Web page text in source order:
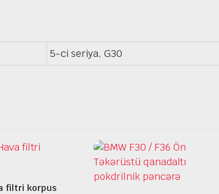
5-ci seriya, G30
filtri korpus